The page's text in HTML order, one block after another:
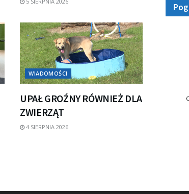
WIADOMOŚCI
UPAŁ GROŹNY RÓWNIEŻ DLA
ZWIERZĄT
4 SIERPNIA 2026